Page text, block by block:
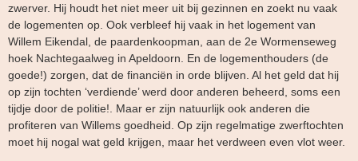
zwerver. Hij houdt het niet meer uit bij gezinnen en zoekt nu vaak
de logementen op. Ook verbleef hij vaak in het logement van
Willem Eikendal, de paardenkoopman, aan de 2e Wormenseweg
hoek Nachtegaalweg in Apeldoorn. En de logementhouders (de
goede!) zorgen, dat de financiën in orde blijven. Al het geld dat hij
op zijn tochten ‘verdiende’ werd door anderen beheerd, soms een
tijdje door de politie!. Maar er zijn natuurlijk ook anderen die
profiteren van Willems goedheid. Op zijn regelmatige zwerftochten
moet hij nogal wat geld krijgen, maar het verdween even vlot weer.